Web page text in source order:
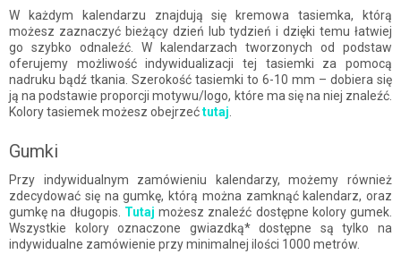
W każdym kalendarzu znajdują się kremowa tasiemka, którą
możesz zaznaczyć bieżący dzień lub tydzień i dzięki temu łatwiej
go szybko odnaleźć. W kalendarzach tworzonych od podstaw
oferujemy możliwość indywidualizacji tej tasiemki za pomocą
nadruku bądź tkania. Szerokość tasiemki to 6-10 mm – dobiera się
ją na podstawie proporcji motywu/logo, które ma się na niej znaleźć.
Kolory tasiemek możesz obejrzećtutaj
Gumki
Przy indywidualnym zamówieniu kalendarzy, możemy również
zdecydować się na gumkę, którą można zamknąć kalendarz, oraz
gumkę na długopis. Tutaj możesz znaleźć dostępne kolory gumek.
Wszystkie kolory oznaczone gwiazdką* dostępne są tylko na
indywidualne zamówienie przy minimalnej ilości 1000 metrów.